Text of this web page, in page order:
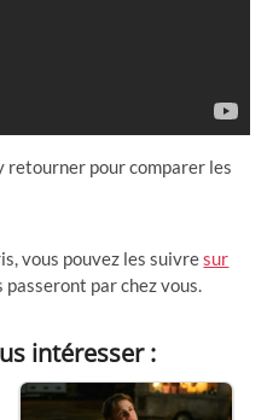
retourner pour comparer les
vous pouvez les suivresur
par chez vous.
intéresser :